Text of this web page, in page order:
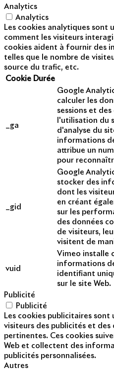
Analytics
Analytics
Les cookies analytiques sont
comment les visiteurs
cookies aident à fournir des
telles que le nombre de
source du trafic, etc.
Cookie Durée
_ga
Google
calculer les
sessions et
l'utilisation du
d'analyse du
informations
attribue un
pour
_gid
Google
stocker des
dont les
en créant
sur les
des données
de visiteurs,
visitent de
vuid
Vimeo installe
informations
identifiant
sur le site Web.
Publicité
Publicité
Les cookies publicitaires
visiteurs des publicités et des
pertinentes. Ces cookies
Web et collectent des
publicités personnalisées.
Autres